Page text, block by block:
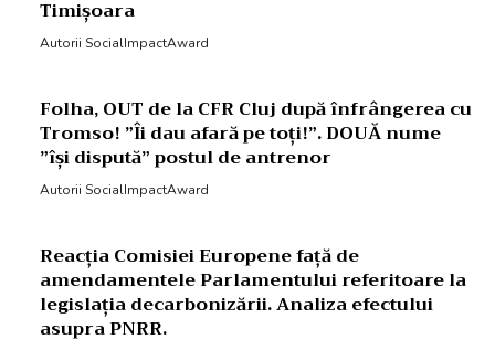
Timișoara
Autorii SocialImpactAward
Folha, OUT de la CFR Cluj după înfrângerea cu
Tromso! ”Îi dau afară pe toți!”. DOUĂ nume
”își dispută” postul de antrenor
Autorii SocialImpactAward
Reacția Comisiei Europene față de
amendamentele Parlamentului referitoare la
legislația decarbonizării. Analiza efectului
asupra PNRR.